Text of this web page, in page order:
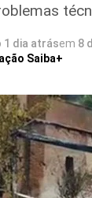
1 dia atrásem 8
Saiba+